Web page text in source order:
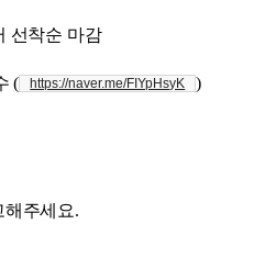
선착순 마감
( https://naver.me/FIYpHsyK
)
해주세요.